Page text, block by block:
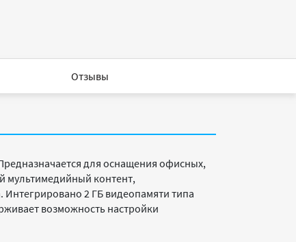
Отзывы
для оснащения офисных,
мультимедийный контент,
2 ГБ видеопамяти типа
возможность настройки